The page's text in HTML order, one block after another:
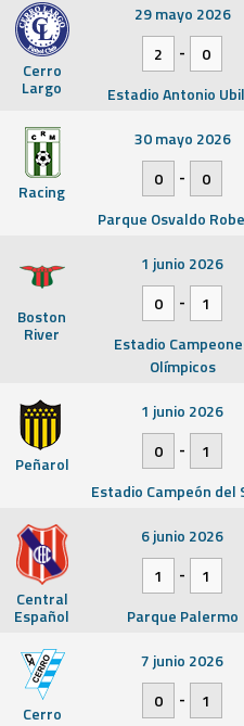
Cerro
Largo
29 mayo 2026
2
-
0
Estadio Antonio
Racing
30 mayo 2026
0
-
0
Parque Osvaldo
Boston
River
1 junio 2026
0
-
1
Estadio
Olímpicos
Peñarol
1 junio 2026
0
-
1
Estadio Campeón del
Central
Español
6 junio 2026
1
-
1
Parque Palermo
Cerro
7 junio 2026
0
-
1